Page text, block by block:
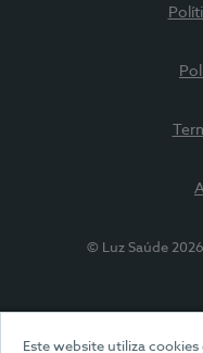
Este website utiliza
© Luz Saúde